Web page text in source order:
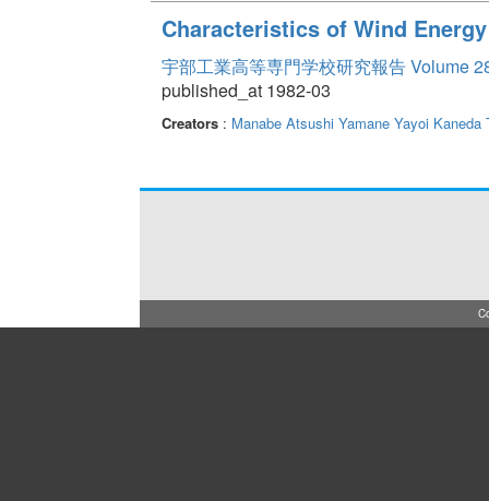
Characteristics of Wind
宇部工業高等専門学校研究報告 Volume
published_at 1982-03
Creators: Manabe Atsushi Yamane Yayoi Kaneda